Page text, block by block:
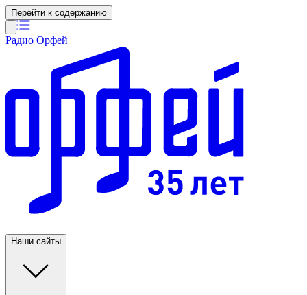
Перейти к содержанию
Радио Орфей
Наши сайты